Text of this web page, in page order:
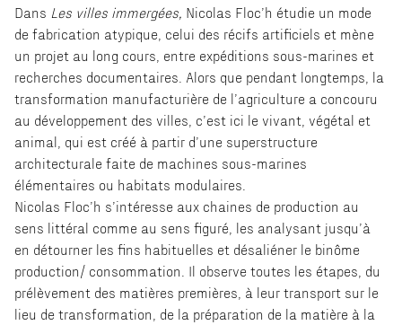
Dans Les villes immergées, Nicolas Floc’h étudie un mode
de fabrication atypique, celui des récifs artificiels et mène
un projet au long cours, entre expéditions sous-marines et
recherches documentaires. Alors que pendant longtemps, la
transformation manufacturière de l’agriculture a concouru
au développement des villes, c’est ici le vivant, végétal et
animal, qui est créé à partir d’une superstructure
architecturale faite de machines sous-marines
élémentaires ou habitats modulaires.
Nicolas Floc’h s’intéresse aux chaines de production au
sens littéral comme au sens figuré, les analysant jusqu’à
en détourner les fins habituelles et désaliéner le binôme
production/ consommation. Il observe toutes les étapes, du
prélèvement des matières premières, à leur transport sur le
lieu de transformation, de la préparation de la matière à la